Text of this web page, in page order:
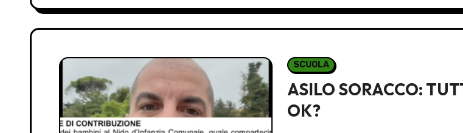
SCUOLA
ASILO SORACCO:
OK?